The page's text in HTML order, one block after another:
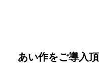
あい作をご導入